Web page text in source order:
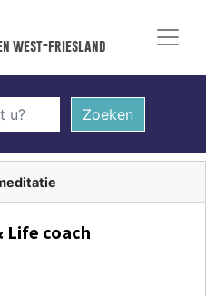
west-friesland
Zoeken
Life coach